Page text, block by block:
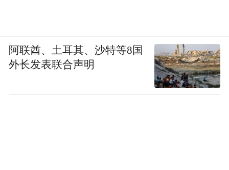
阿联酋、土耳其、沙特等8国
外长发表联合声明